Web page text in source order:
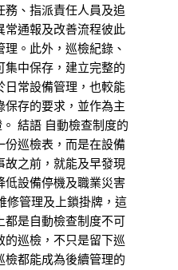
務、指派責任人員及追
常通報及改善流程彼此
。此外，巡檢紀錄、
集中保存，建立完整的
日常設備管理，也較能
保存的要求，並作為主
結語 自動檢查制度的
份巡檢表，而是在設備
故之前，就能及早發現
低設備停機及職業災害
修管理及上鎖掛牌，這
都是自動檢查制度不可
的巡檢，不只是留下巡
檢都能成為後續管理的